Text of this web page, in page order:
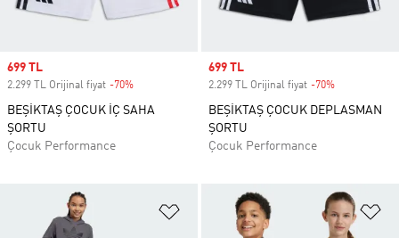
Sale price
699 TL
2.299 TL Orijinal fiyat -70%
BEŞİKTAŞ ÇOCUK İÇ SAHA
ŞORTU
Çocuk Performance
Sale price
699 TL
2.299 TL Orijinal fiyat -70%
BEŞİKTAŞ ÇOCUK DEPLASMAN
ŞORTU
Çocuk Performance
Favori Listesine Ekle